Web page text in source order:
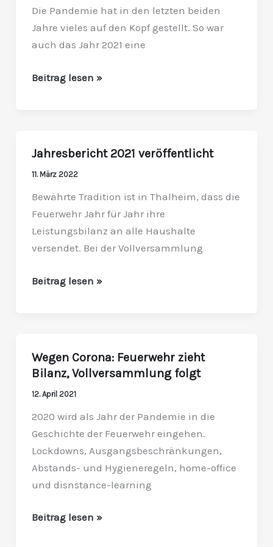
Die Pandemie hat in den letzten beiden
Jahre vieles auf den Kopf gestellt. So war
auch das Jahr 2021 eine
Beitrag lesen »
Jahresbericht 2021 veröffentlicht
11. März 2022
Bewährte Tradition ist in Thalheim, dass die
Feuerwehr Jahr für Jahr ihre
Leistungsbilanz an alle Haushalte
versendet. Bei der Vollversammlung
Jahresbericht
2021
Beitrag lesen »
Wegen Corona: Feuerwehr zieht
Bilanz, Vollversammlung folgt
12. April 2021
2020 wird als Jahr der Pandemie in die
Geschichte der Feuerwehr eingehen.
Lockdowns, Ausgangsbeschränkungen,
Abstands- und Hygieneregeln, home-office
und disnstance-learning
Wegen
Corona:
Feuerwehr
Beitrag lesen »